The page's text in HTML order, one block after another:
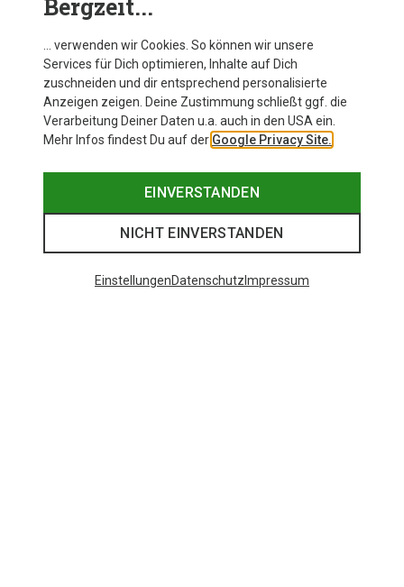
Bergzeit...
… verwenden wir Cookies. So können wir unsere
Services für Dich optimieren, Inhalte auf Dich
zuschneiden und dir entsprechend personalisierte
Anzeigen zeigen. Deine Zustimmung schließt ggf. die
Verarbeitung Deiner Daten u.a. auch in den USA ein.
Mehr Infos findest Du auf der Google Privacy Site.
EINVERSTANDEN
NICHT EINVERSTANDEN
EinstellungenDatenschutz Impressum